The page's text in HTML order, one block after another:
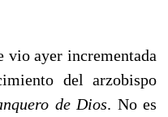
vio ayer incrementada
del arzobispo
de Dios. No es